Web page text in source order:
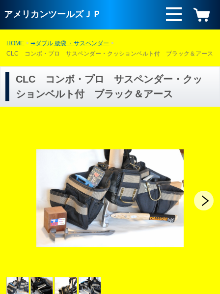
アメリカンツールズＪＰ
HOME
➡ダブル 腰袋 ・サスペンダー
CLC コンボ・プロ サスペンダー・クッションベルト付 ブラック＆アース
CLC コンボ・プロ サスペンダー・クッ
ションベルト付 ブラック＆アース